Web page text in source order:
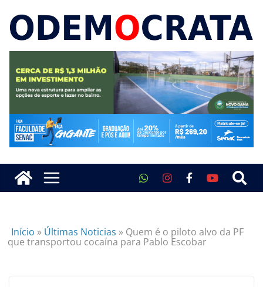
Início » Últimas Noticias » Quem é o piloto alvo da PF
que transportou cocaína para Pablo Escobar